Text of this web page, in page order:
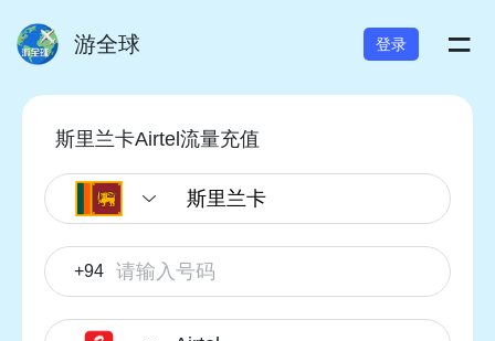
游全球 登录 =
斯里兰卡Airtel流量充值
+94